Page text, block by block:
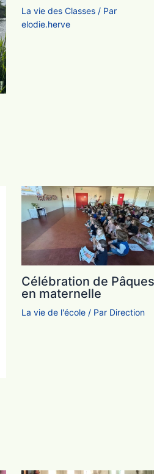
La vie des Classes / Par
elodie.herve
Célébration de Pâques
en maternelle
La vie de l'école / Par Direction